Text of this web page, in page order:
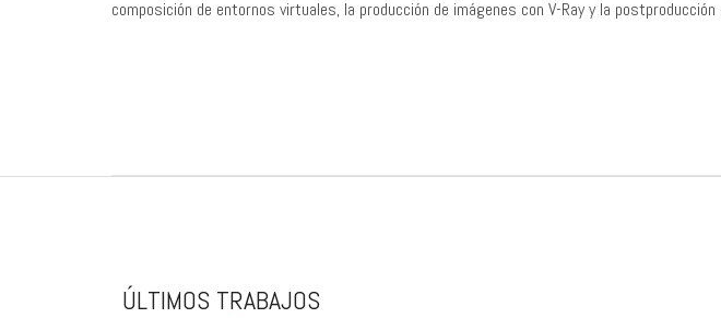
composición de entornos virtuales, la producción de imágenes con V-Ray y la postproducción
ÚLTIMOS TRABAJOS